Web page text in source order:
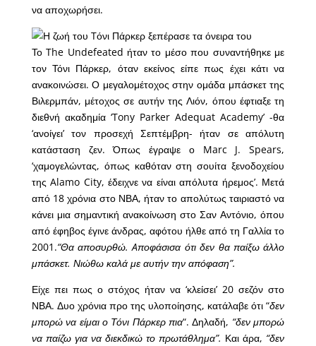
να αποχωρήσει.
Το The Undefeated ήταν το μέσο που συναντήθηκε με
τον Τόνι Πάρκερ, όταν εκείνος είπε πως έχει κάτι να
ανακοινώσει. Ο μεγαλομέτοχος στην ομάδα μπάσκετ της
Βιλερμπάν, μέτοχος σε αυτήν της Λιόν, όπου έφτιαξε τη
διεθνή ακαδημία ‘Tony Parker Adequat Academy’ -θα
‘ανοίγει’ τον προσεχή Σεπτέμβρη- ήταν σε απόλυτη
κατάσταση ζεν. Όπως έγραψε ο Marc J. Spears,
‘χαμογελώντας, όπως καθόταν στη σουίτα ξενοδοχείου
της Alamo City, έδειχνε να είναι απόλυτα ήρεμος’. Μετά
από 18 χρόνια στο ΝΒΑ, ήταν το απολύτως ταιριαστό να
κάνει μια σημαντική ανακοίνωση στο Σαν Αντόνιο, όπου
από έφηβος έγινε άνδρας, αφότου ήλθε από τη Γαλλία το
2001.“Θα αποσυρθώ. Aποφάσισα ότι δεν θα παίξω άλλο
μπάσκετ. Νιώθω καλά με αυτήν την απόφαση”.
Είχε πει πως ο στόχος ήταν να ‘κλείσει’ 20 σεζόν στο
ΝΒΑ. Δυο χρόνια προ της υλοποίησης, κατάλαβε ότι “δεν
μπορώ να είμαι ο Τόνι Πάρκερ πια“. Δηλαδή, “δεν μπορώ
να παίζω για να διεκδικώ το πρωτάθλημα”. Και άρα, “δεν